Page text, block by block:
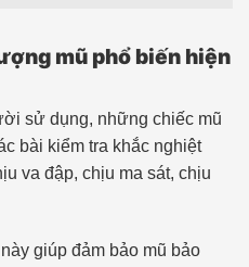
mũ phổ biến hiện
sử dụng, những chiếc mũ
bài kiểm tra khắc nghiệt
va đập, chịu ma sát, chịu
giúp đảm bảo mũ bảo